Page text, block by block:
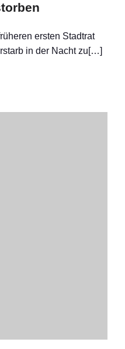
ersten Stadtrat
in der Nacht zu[…]